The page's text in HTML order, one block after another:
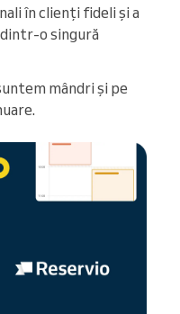
în clienți fideli și a
o singură
mândri și pe